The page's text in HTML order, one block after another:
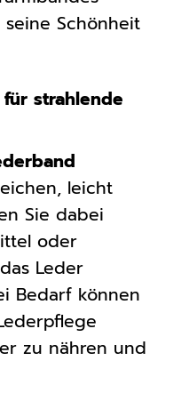
Schönheit
strahlende
leicht
Sie dabei
oder
Leder
Bedarf können
zu nähren und